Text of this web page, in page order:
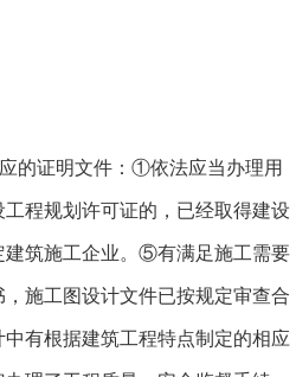
的证明文件：①依法应当办理用
程规划许可证的，已经取得建设
筑施工企业。⑤有满足施工需要
施工图设计文件已按规定审查合
有根据建筑工程特点制定的相应